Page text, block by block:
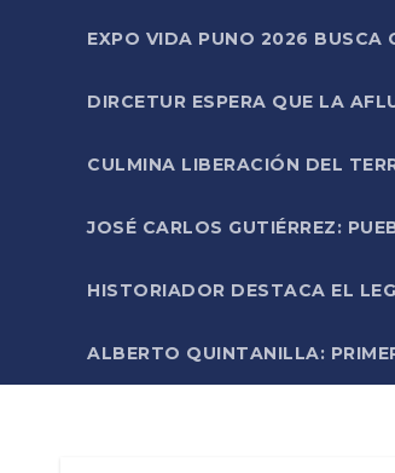
EXPO VIDA PUNO 2026 BUSCA
DIRCETUR ESPERA QUE LA
CULMINA LIBERACIÓN DEL
JOSÉ CARLOS GUTIÉRREZ:
HISTORIADOR DESTACA EL
ALBERTO QUINTANILLA: